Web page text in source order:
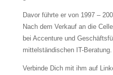
Davor führte er von 1997 –
Nach dem Verkauf an die
bei Accenture und
mittelständischen IT-Beratung.
Verbinde Dich mit ihm auf